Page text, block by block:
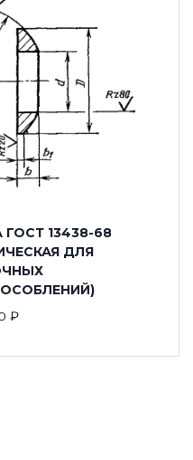
13438-68
ДЛЯ
₽